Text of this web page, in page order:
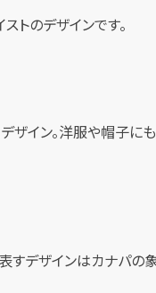
トのデザインです。
ザイン。洋服や帽子に
デザインはカナパの